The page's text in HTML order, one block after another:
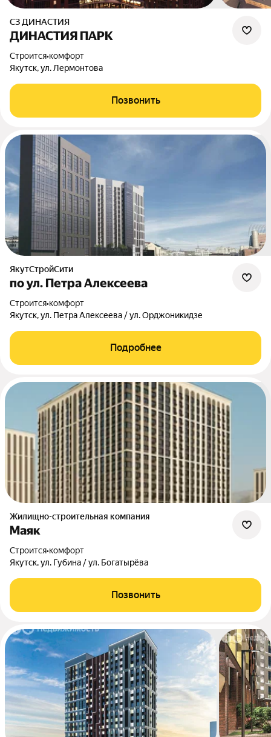
СЗ ДИНАСТИЯ
ДИНАСТИЯ ПАРК
Строится•комфорт
Якутск, ул. Лермонтова
Позвонить
ЯкутСтройСити
по ул. Петра Алексеева
Строится•комфорт
Якутск, ул. Петра Алексеева / ул. Орджоникидзе
Подробнее
Жилищно-строительная компания
Маяк
Строится•комфорт
Якутск, ул. Губина / ул. Богатырёва
Позвонить